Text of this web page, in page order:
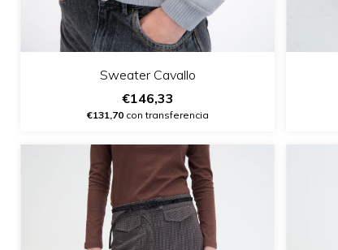
Sweater Cavallo
€146,33
€131,70con transferencia